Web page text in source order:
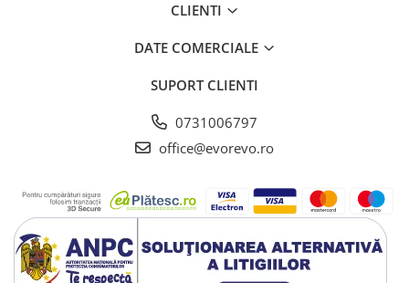
Glucometre
Ingrijire personala
Perne si paturi electrice
Perne ortopedice
CLIENTI
DATE COMERCIALE
SUPORT CLIENTI
0731006797
office@evorevo.ro